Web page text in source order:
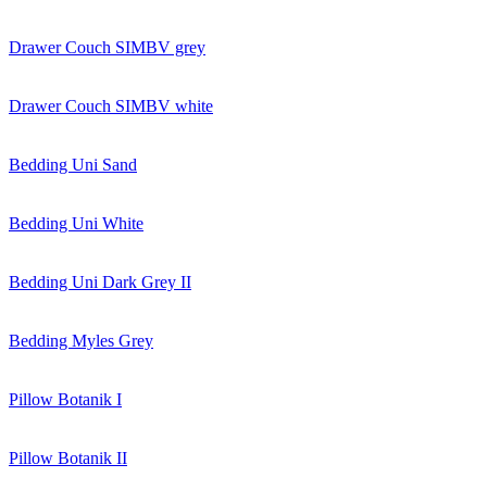
Drawer Couch SIMBV grey
Drawer Couch SIMBV white
Bedding Uni Sand
Bedding Uni White
Bedding Uni Dark Grey II
Bedding Myles Grey
Pillow Botanik I
Pillow Botanik II